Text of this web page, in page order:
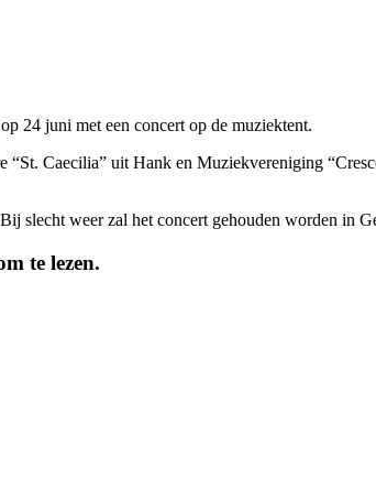
24 juni met een concert op de muziektent.
Caecilia” uit Hank en Muziekvereniging
slecht weer zal het concert gehouden worden in
te lezen.